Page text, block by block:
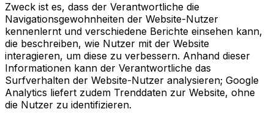
Zweck ist es, dass der Verantwortliche die
Navigationsgewohnheiten der Website-Nutzer
kennenlernt und verschiedene Berichte einsehen kann,
die beschreiben, wie Nutzer mit der Website
interagieren, um diese zu verbessern. Anhand dieser
Informationen kann der Verantwortliche das
Surfverhalten der Website-Nutzer analysieren; Google
Analytics liefert zudem Trenddaten zur Website, ohne
die Nutzer zu identifizieren.